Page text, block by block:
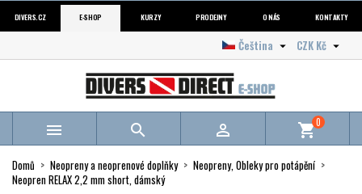
DIVERS.CZ E-SHOP KURZY PRODEJNY O NÁS KONTAKTY
CZK Kč 
Čeština 
   shopping_cart0
Domů Neopreny a neoprenové doplňky
Neopreny, Obleky pro potápění
Neopren RELAX 2,2 mm short, dámský